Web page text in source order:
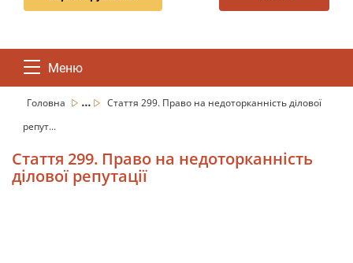
Меню
Головна ...
Стаття 299. Право на недоторканність ділової
репут...
Стаття 299. Право на недоторканність
ділової репутації